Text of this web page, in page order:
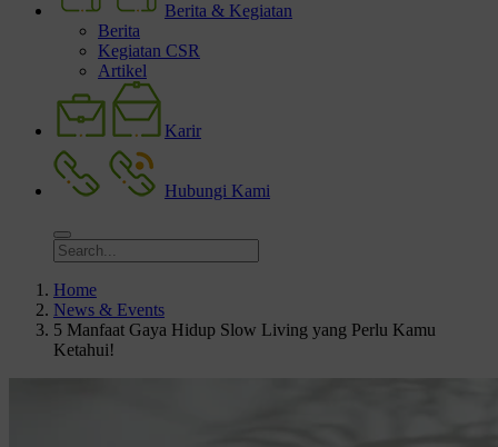
Berita & Kegiatan
Berita
Kegiatan CSR
Artikel
Karir
Hubungi Kami
Home
News & Events
5 Manfaat Gaya Hidup Slow Living yang Perlu Kamu
Ketahui!